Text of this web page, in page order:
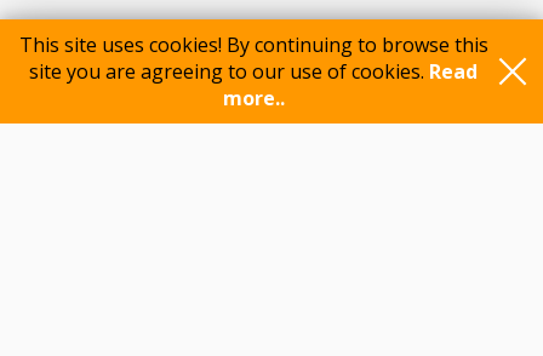
This site uses cookies! By continuing to browse this
site you are agreeing to our use of cookies. Read
more..
Participants